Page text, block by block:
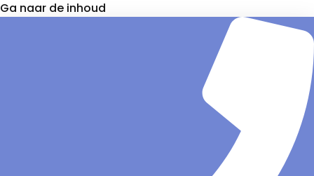
Ga naar de inhoud